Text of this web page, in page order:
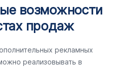
возможности
продаж
рекламных
реализовывать в